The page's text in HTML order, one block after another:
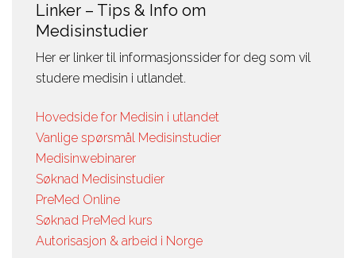
Linker – Tips & Info om
Medisinstudier
Her er linker til informasjonssider for deg som vil
studere medisin i utlandet.
Hovedside for Medisin i utlandet
Vanlige spørsmål Medisinstudier
Medisinwebinarer
Søknad Medisinstudier
PreMed Online
Søknad PreMed kurs
Autorisasjon & arbeid i Norge